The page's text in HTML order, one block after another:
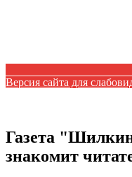
Версия сайта для
Газета
знакомит